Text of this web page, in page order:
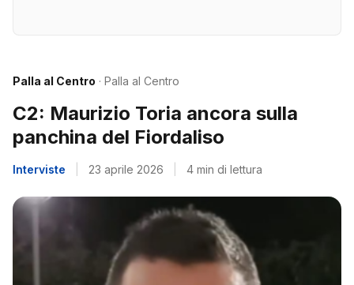
Palla al Centro · Palla al Centro
C2: Maurizio Toria ancora sulla
panchina del Fiordaliso
Interviste 23 aprile 2026 4 min di lettura